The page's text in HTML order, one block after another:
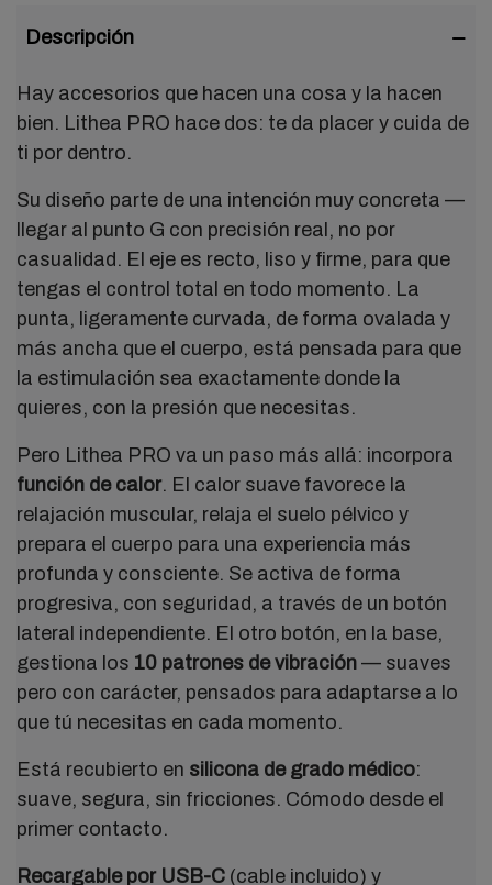
Descripción
Hay accesorios que hacen una cosa y la hacen
bien. Lithea PRO hace dos: te da placer y cuida de
ti por dentro.
Su diseño parte de una intención muy concreta —
llegar al punto G con precisión real, no por
casualidad. El eje es recto, liso y firme, para que
tengas el control total en todo momento. La
punta, ligeramente curvada, de forma ovalada y
más ancha que el cuerpo, está pensada para que
la estimulación sea exactamente donde la
quieres, con la presión que necesitas.
Pero Lithea PRO va un paso más allá: incorpora
función de calor. El calor suave favorece la
relajación muscular, relaja el suelo pélvico y
prepara el cuerpo para una experiencia más
profunda y consciente. Se activa de forma
progresiva, con seguridad, a través de un botón
lateral independiente. El otro botón, en la base,
gestiona los 10 patrones de vibración — suaves
pero con carácter, pensados para adaptarse a lo
que tú necesitas en cada momento.
Está recubierto en silicona de grado médico:
suave, segura, sin fricciones. Cómodo desde el
primer contacto.
Recargable por USB-C (cable incluido) y